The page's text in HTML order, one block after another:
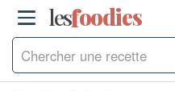
lesfoodies